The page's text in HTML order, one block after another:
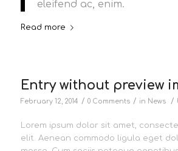
eleifend ac, enim.
Read more
Entry without preview
February 12, 2014 / 0 Comments / in News /
Lorem ipsum dolor sit amet,
elit. Aenean commodo ligula eget